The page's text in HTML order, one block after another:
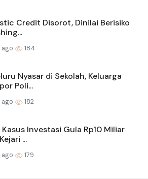
Credit Disorot, Dinilai Berisiko
184
Nyasar di Sekolah, Keluarga
Poli...
182
Investasi Gula Rp10 Miliar
...
179